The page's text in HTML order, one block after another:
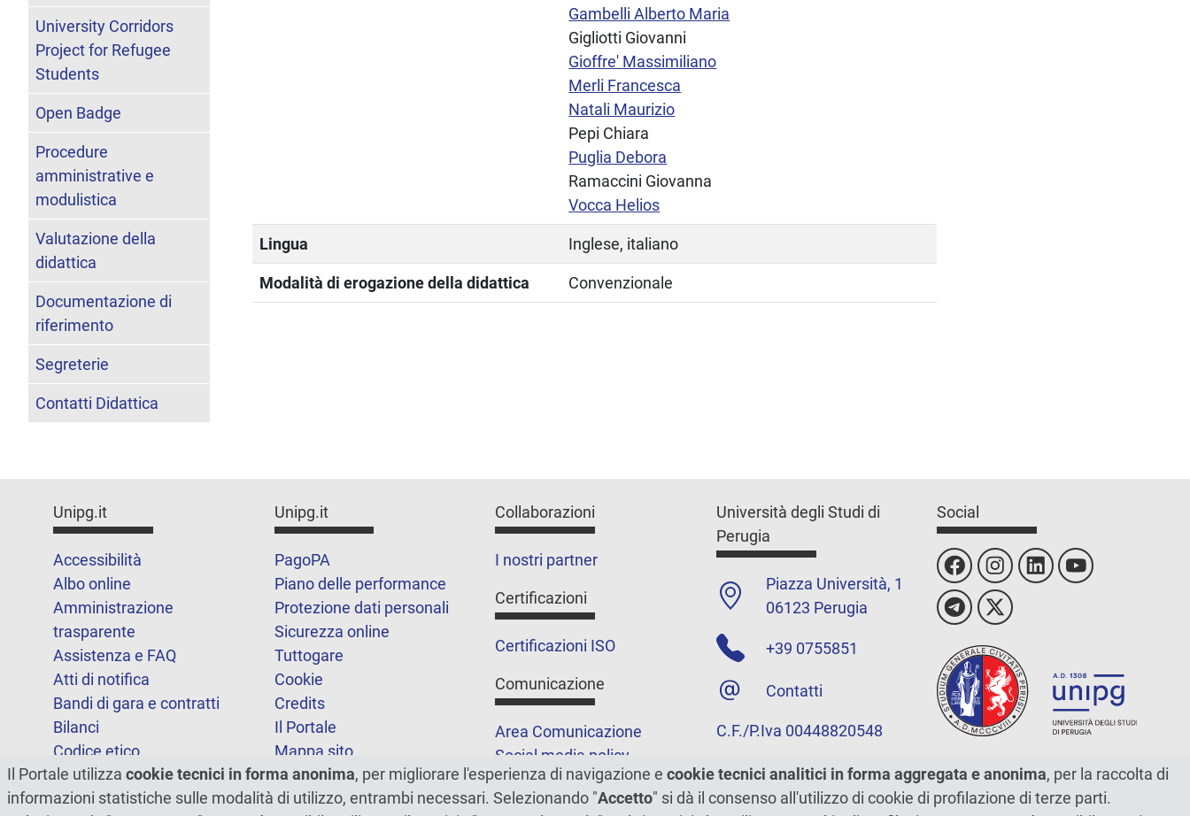
Gambelli Alberto Maria
Gigliotti Giovanni
Gioffre' Massimiliano
Merli Francesca
Natali Maurizio
Pepi Chiara
Puglia Debora
Ramaccini Giovanna
Vocca Helios
Lingua Inglese, italiano
Modalità di erogazione della didattica Convenzionale
University Corridors
Project for Refugee
Students
Open Badge
Procedure
amministrative e
modulistica
Valutazione della
didattica
Documentazione di
riferimento
Segreterie
Contatti Didattica
Unipg.it
Accessibilità
Albo online
Amministrazione
trasparente
Assistenza e FAQ
Atti di notifica
Bandi di gara e contratti
Bilanci
Codice etico
FOIA
Note legali
Unipg.it
PagoPA
Piano delle performance
Protezione dati personali
Sicurezza online
Tuttogare
Cookie
Credits
Il Portale
Mappa sito
Statistiche
Dichiarazione di
Collaborazioni
I nostri partner
Certificazioni
Certificazioni ISO
Comunicazione
Area Comunicazione
Social media policy
Podcast
Merchandising e shop
Università degli Studi di
Perugia
Piazza Università, 1
06123 Perugia
+39 0755851
Contatti
C.F./P.Iva 00448820548
Social
Il Portale utilizza cookie tecnici in forma anonima, per migliorare l'esperienza di navigazione e cookie tecnici analitici in forma aggregata e anonima, per la raccolta di
informazioni statistiche sulle modalità di utilizzo, entrambi necessari. Selezionando "Accetto" si dà il consenso all'utilizzo di cookie di profilazione di terze parti.